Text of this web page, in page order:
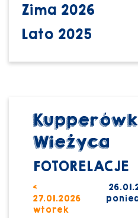
Wieżyca
FOTORELACJE
<
27.01.2026
wtorek
Zima 2026
Lato 2025